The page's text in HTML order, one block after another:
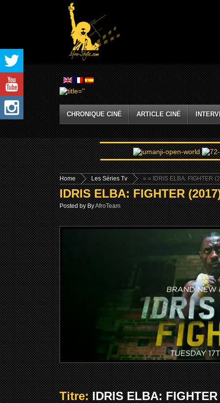
CHRONIQUE CINÉ ARTICLE CINÉ
Home »
Les Séries Tv » IDRIS ELBA: FIGHTER
IDRIS ELBA: FIGHTER
Posted by ByAfroTeam
Titre:IDRIS ELBA: FIGHTER